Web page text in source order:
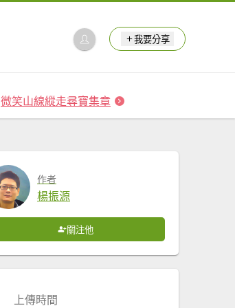
我要分享
微笑山線縱走尋寶集章
作者
楊振源
關注他
上傳時間